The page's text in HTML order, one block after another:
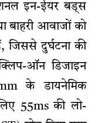
इन-ईयर बड्स
बाहरी आवाजों को
जिससे दुर्घटना की
ऑन डिजाइन
के डायनेमिक
55ms की लो-